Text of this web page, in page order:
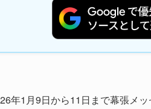
年1月9日から11日まで幕張メ